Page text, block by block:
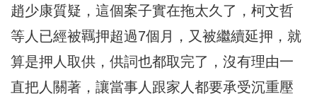
趙少康質疑，這個案子實在拖太久了，柯文哲
等人已經被羈押超過7個月，又被繼續延押，就
算是押人取供，供詞也都取完了，沒有理由一
直把人關著，讓當事人跟家人都要承受沉重壓